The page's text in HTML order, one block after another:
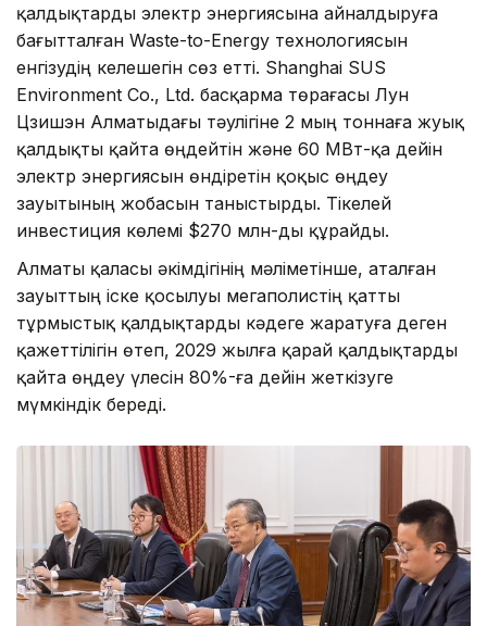
қалдықтарды электр энергиясына айналдыруға
бағытталған Waste-to-Energy технологиясын
енгізудің келешегін сөз етті. Shanghai SUS
Environment Co., Ltd. басқарма төрағасы Лун
Цзишэн Алматыдағы тәулігіне 2 мың тоннаға жуық
қалдықты қайта өңдейтін және 60 МВт-қа дейін
электр энергиясын өндіретін қоқыс өңдеу
зауытының жобасын таныстырды. Тікелей
инвестиция көлемі $270 млн-ды құрайды.
Алматы қаласы әкімдігінің мәліметінше, аталған
зауыттың іске қосылуы мегаполистің қатты
тұрмыстық қалдықтарды кәдеге жаратуға деген
қажеттілігін өтеп, 2029 жылға қарай қалдықтарды
қайта өңдеу үлесін 80%-ға дейін жеткізуге
мүмкіндік береді.